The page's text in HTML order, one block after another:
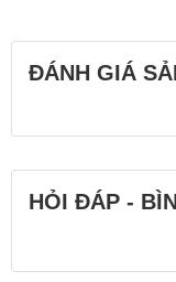
ĐÁNH GIÁ
HỎI ĐÁP -